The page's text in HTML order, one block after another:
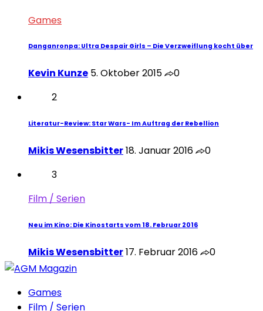
Games
Danganronpa: Ultra Despair Girls – Die Verzweiflung kocht über
Kevin Kunze 5. Oktober 2015
0
2
Literatur-Review: Star Wars- Im Auftrag der Rebellion
Mikis Wesensbitter18. Januar 2016
0
3
Film / Serien
Neu im Kino: Die Kinostarts vom 18. Februar 2016
Mikis Wesensbitter17. Februar 2016 0
Games
Film / Serien